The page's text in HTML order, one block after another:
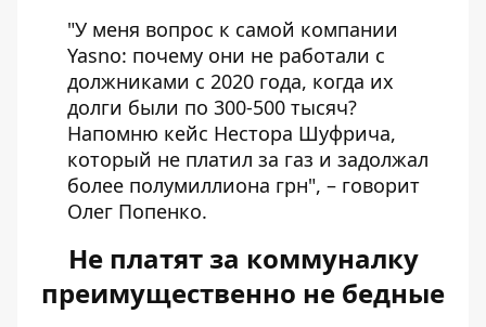
"У меня вопрос к самой компании
Yasno: почему они не работали с
должниками с 2020 года, когда их
долги были по 300-500 тысяч?
Напомню кейс Нестора Шуфрича,
который не платил за газ и задолжал
более полумиллиона грн", – говорит
Олег Попенко.
Не платят за коммуналку
преимущественно не бедные